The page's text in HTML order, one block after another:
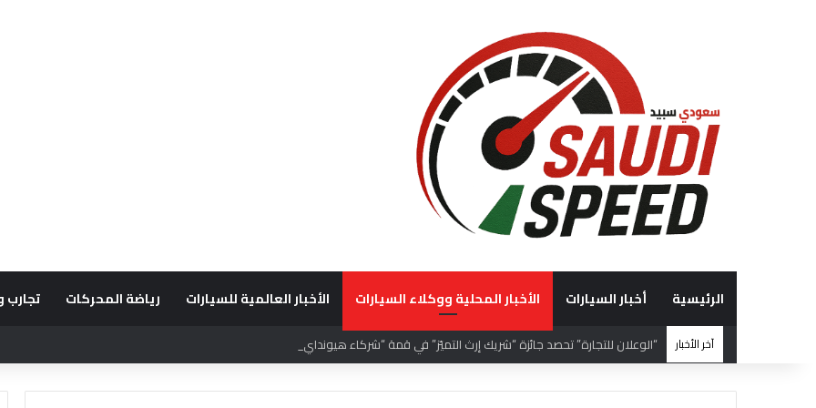
الرئيسية أخبار السيارات الأخبار المحلية ووكلاء السيارات الأخبار العالمية للسيارات رياضة المحركات تجارب
آخر الأخبار “الوعلان للتجارة” تحصد جائزة “شريك إرث التميّز” في قمة “شركاء هيونداي لعام 2026” تقديراً للتميّز التشغيلي وريادة تجارب العميل